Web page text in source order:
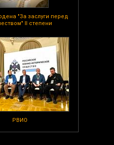
"За заслуги перед
II степени
РВИО